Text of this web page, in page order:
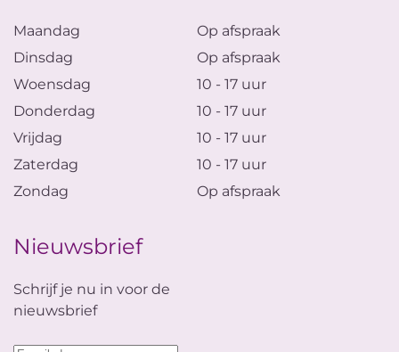
Maandag
Op afspraak
Dinsdag
Op afspraak
Woensdag
10 - 17 uur
Donderdag
10 - 17 uur
Vrijdag
10 - 17 uur
Zaterdag
10 - 17 uur
Zondag
Op afspraak
Nieuwsbrief
Schrijf je nu in voor de
nieuwsbrief